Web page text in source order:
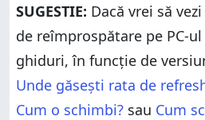
SUGESTIE: Dacă vrei să
de reîmprospătare pe PC-
ghiduri, în funcție de
Unde găsești rata de
Cum o schimbi? sau Cum